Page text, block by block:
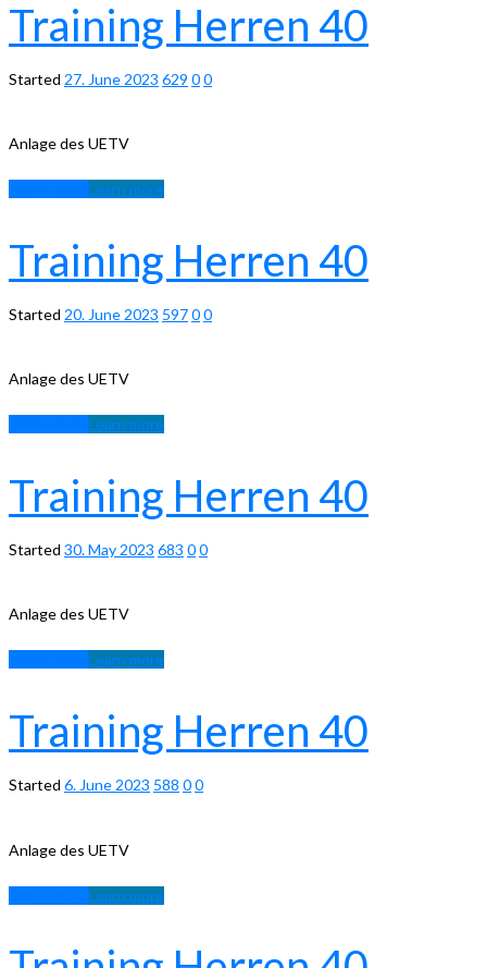
Training Herren 40
Started 27. June 2023 629 00
Anlage des UETV
Learn more
Training Herren 40
Started 20. June 2023 59700
Anlage des UETV
Learn more
Training Herren 40
Started 30. May 2023 683 00
Anlage des UETV
Learn more
Training Herren 40
Started 6. June 2023 588 00
Anlage des UETV
Learn more